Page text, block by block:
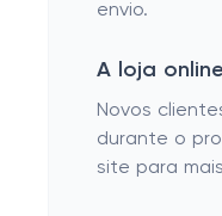
Shampoo
envio.
A loja
Novos
durante o
site para